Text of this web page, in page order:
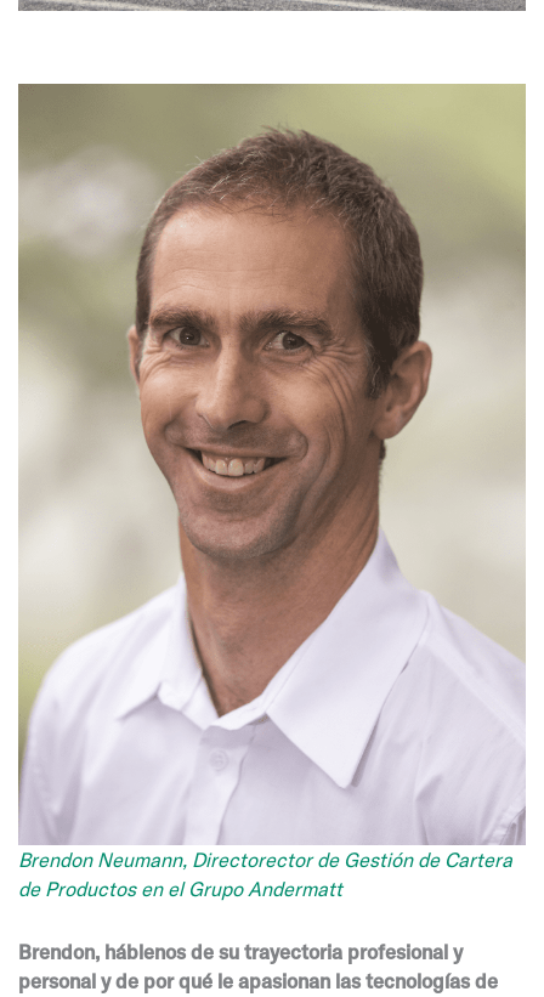
Brendon Neumann, Directorector de Gestión de Cartera
de Productos en el Grupo Andermatt
Brendon, háblenos de su trayectoria profesional y
personal y de por qué le apasionan las tecnologías de